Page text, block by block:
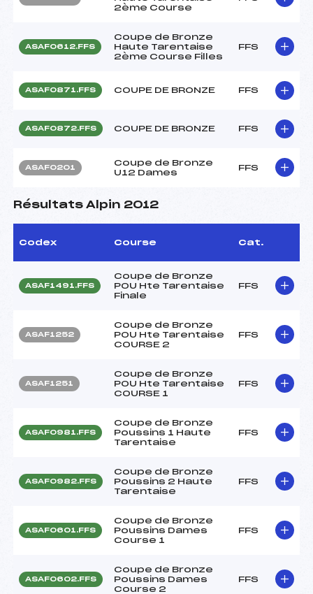
2ème Course
ASAF0612.FFS
Coupe de Bronze
Haute Tarentaise
2ème Course Filles
FFS
ASAF0871.FFS COUPE DE BRONZE FFS
ASAF0872.FFS COUPE DE BRONZE FFS
ASAF0201
Coupe de Bronze
U12 Dames
FFS
Résultats Alpin 2012
Codex Course Cat.
ASAF1491.FFS
Coupe de Bronze
POU Hte Tarentaise
Finale
FFS
ASAF1252
Coupe de Bronze
POU Hte Tarentaise
COURSE 2
FFS
ASAF1251
Coupe de Bronze
POU Hte Tarentaise
COURSE 1
FFS
ASAF0981.FFS
Coupe de Bronze
Poussins 1 Haute
Tarentaise
FFS
ASAF0982.FFS
Coupe de Bronze
Poussins 2 Haute
Tarentaise
FFS
ASAF0601.FFS
Coupe de Bronze
Poussins Dames
Course 1
FFS
ASAF0602.FFS
Coupe de Bronze
Poussins Dames
Course 2
FFS